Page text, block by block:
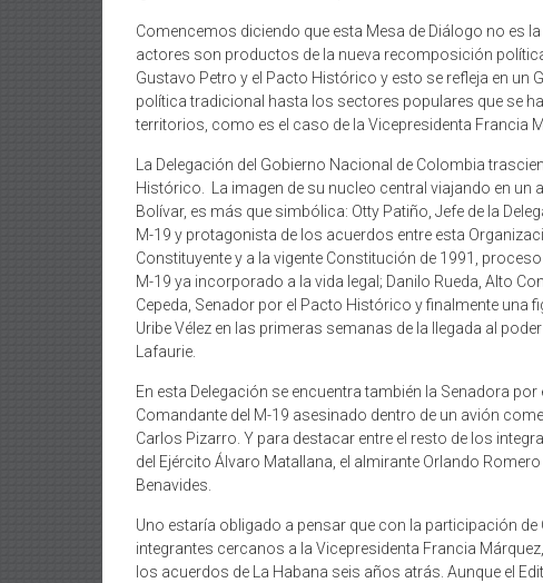
Comencemos diciendo que esta Mesa de Diálogo no es
actores son productos de la nueva recomposición
Gustavo Petro y el Pacto Histórico y esto se refleja en un
política tradicional hasta los sectores populares que se
territorios, como es el caso de la Vicepresidenta Francia
La Delegación del Gobierno Nacional de Colombia
Histórico. La imagen de su nucleo central viajando en un
Bolívar, es más que simbólica: Otty Patiño, Jefe de la
M-19 y protagonista de los acuerdos entre esta
Constituyente y a la vigente Constitución de 1991,
M-19 ya incorporado a la vida legal; Danilo Rueda, Alto
Cepeda, Senador por el Pacto Histórico y finalmente
Uribe Vélez en las primeras semanas de la llegada al
Lafaurie.
En esta Delegación se encuentra también la Senadora
Comandante del M-19 asesinado dentro de un avión
Carlos Pizarro. Y para destacar entre el resto de los
del Ejército Álvaro Matallana, el almirante Orlando
Benavides.
Uno estaría obligado a pensar que con la participación de
integrantes cercanos a la Vicepresidenta Francia
los acuerdos de La Habana seis años atrás. Aunque el